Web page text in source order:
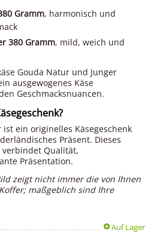
Gramm, harmonisch und
380 Gramm, mild, weich und
Gouda Natur und Junger
ausgewogenes Käse
Geschmacksnuancen.
ein originelles Käsegeschenk
Präsent. Dieses
verbindet Qualität,
Präsentation.
zeigt nicht immer die von Ihnen
maßgeblich sind Ihre
Auf Lager